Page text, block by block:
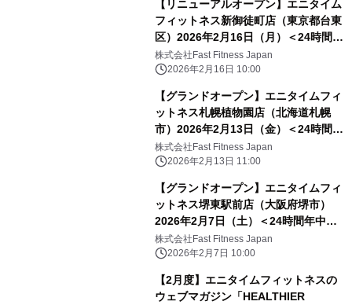
【リニューアルオープン】エニタイム
フィットネス新御徒町店（東京都台東
区）2026年2月16日（月）＜24時間年
中無休のフィットネスジム＞
株式会社Fast Fitness Japan
2026年2月16日 10:00
【グランドオープン】エニタイムフィ
ットネス札幌植物園店（北海道札幌
市）2026年2月13日（金）＜24時間年
中無休のフィットネスジム＞
株式会社Fast Fitness Japan
2026年2月13日 11:00
【グランドオープン】エニタイムフィ
ットネス堺東駅前店（大阪府堺市）
2026年2月7日（土）＜24時間年中無
休のフィットネスジム＞
株式会社Fast Fitness Japan
2026年2月7日 10:00
【2月度】エニタイムフィットネスの
ウェブマガジン「HEALTHIER